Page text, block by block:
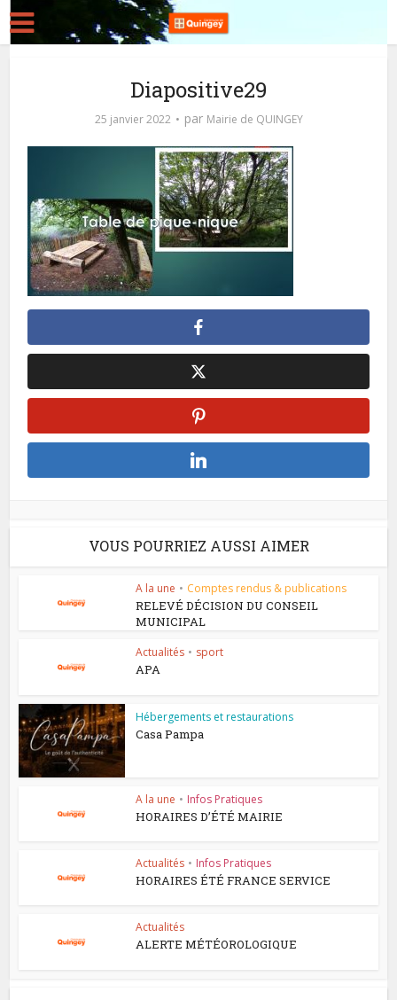
Diapositive29
25 janvier 2022 par Mairie de QUINGEY
VOUS POURRIEZ AUSSI AIMER
A la une • Comptes rendus & publications
RELEVÉ DÉCISION DU CONSEIL
MUNICIPAL
Actualités • sport
APA
Hébergements et restaurations
Casa Pampa
A la une • Infos Pratiques
HORAIRES D’ÉTÉ MAIRIE
Actualités • Infos Pratiques
HORAIRES ÉTÉ FRANCE SERVICE
Actualités
ALERTE MÉTÉOROLOGIQUE